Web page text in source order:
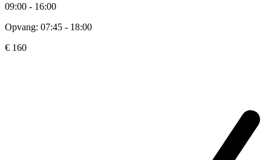
09:00 - 16:00
Opvang: 07:45 - 18:00
€ 160